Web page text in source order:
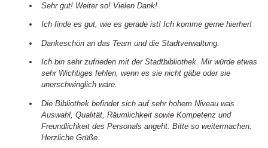
Sehr gut! Weiter so! Vielen Dank!
Ich finde es gut, wie es gerade ist! Ich komme gerne hierher!
Dankeschön an das Team und die Stadtverwaltung.
Ich bin sehr zufrieden mit der Stadtbibliothek. Mir würde etwas
sehr Wichtiges fehlen, wenn es sie nicht gäbe oder sie
unerschwinglich wäre.
Die Bibliothek befindet sich auf sehr hohem Niveau was
Auswahl, Qualität, Räumlichkeit sowie Kompetenz und
Freundlichkeit des Personals angeht. Bitte so weitermachen.
Herzliche Grüße.